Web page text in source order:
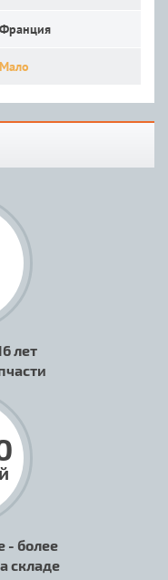
Франция
Мало
лет
- более
складе